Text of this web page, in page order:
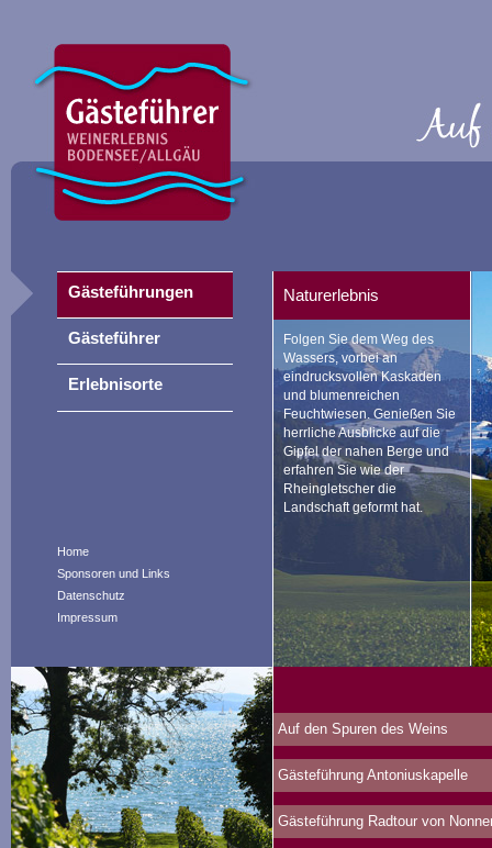
Home
Sponsoren und Links
Datenschutz
Impressum
Naturerlebnis
Folgen Sie dem Weg des
Wassers, vorbei an
eindrucksvollen Kaskaden
und blumenreichen
Feuchtwiesen. Genießen Sie
herrliche Ausblicke auf die
Gipfel der nahen Berge und
erfahren Sie wie der
Rheingletscher die
Landschaft geformt hat.
Auf den Spuren des Weins
Gästeführung Antoniuskapelle
Gästeführung Radtour von
Gästeführungen
Gästeführer
Erlebnisorte